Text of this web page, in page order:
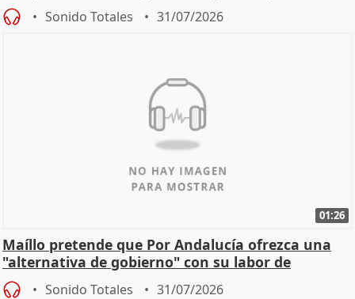
Sonido Totales 31/07/2026
01:26
Maíllo pretende que Por Andalucía ofrezca una
"alternativa de gobierno" con su labor de
oposición
Sonido Totales 31/07/2026